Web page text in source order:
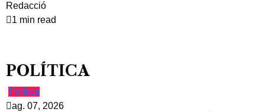
Redacció
1 min read
POLÍTICA
Política
ag. 07, 2026